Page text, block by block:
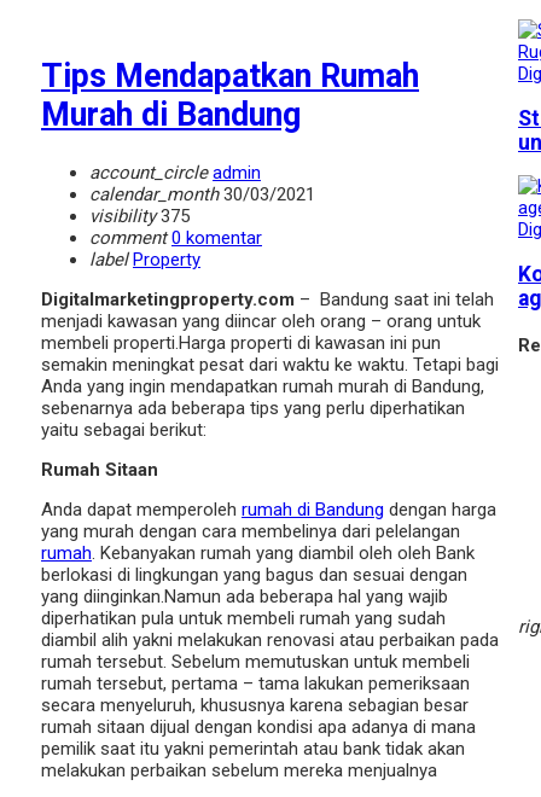
Tips Mendapatkan Rumah
Murah di Bandung
account_circle admin
calendar_month30/03/2021
visibility375
comment 0 komentar
label Property
Digitalmarketingproperty.com – Bandung saat ini telah
menjadi kawasan yang diincar oleh orang – orang untuk
membeli properti.Harga properti di kawasan ini pun
semakin meningkat pesat dari waktu ke waktu. Tetapi bagi
Anda yang ingin mendapatkan rumah murah di Bandung,
sebenarnya ada beberapa tips yang perlu diperhatikan
yaitu sebagai berikut:
Rumah Sitaan
Anda dapat memperoleh rumah di Bandung dengan harga
yang murah dengan cara membelinya dari pelelangan
rumah. Kebanyakan rumah yang diambil oleh oleh Bank
berlokasi di lingkungan yang bagus dan sesuai dengan
yang diinginkan.Namun ada beberapa hal yang wajib
diperhatikan pula untuk membeli rumah yang sudah
diambil alih yakni melakukan renovasi atau perbaikan pada
rumah tersebut. Sebelum memutuskan untuk membeli
rumah tersebut, pertama – tama lakukan pemeriksaan
secara menyeluruh, khususnya karena sebagian besar
rumah sitaan dijual dengan kondisi apa adanya di mana
pemilik saat itu yakni pemerintah atau bank tidak akan
melakukan perbaikan sebelum mereka menjualnya